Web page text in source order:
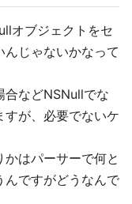
オブジェクトをセ
じゃないかなって
合などNSNullでな
すが、必要でないケ
はパーサーで何と
んですがどうなんで